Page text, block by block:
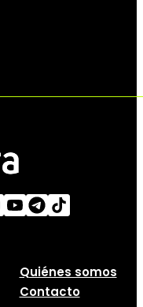
Quiénes somos
Contacto